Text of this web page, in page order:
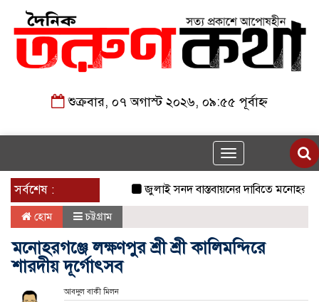
শুক্রবার, ০৭ অগাস্ট ২০২৬, ০৯:৫৫ পূর্বাহ্ন
Toggle
navigation
সর্বশেষ :
জুলাই সনদ বাস্তবায়নের দাবিতে মনোহরগঞ্জে
হোম চট্টগ্রাম
মনোহরগঞ্জে লক্ষণপুর শ্রী শ্রী কালিমন্দিরে
শারদীয় দূর্গোৎসব
আবদুল বাকী মিলন